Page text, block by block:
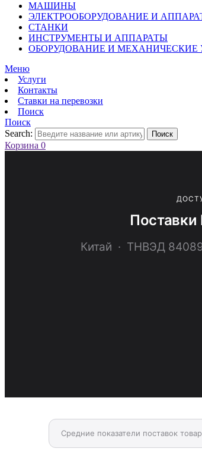
МАШИНЫ
ЭЛЕКТРООБОРУДОВАНИЕ И
СТАНКИ
ИНСТРУМЕНТЫ И АППАРАТЫ
ОБОРУДОВАНИЕ И МЕХАНИЧЕСКИЕ
Меню
Услуги
Контакты
Ставки на перевозки
Поиск
Поиск
Search:
Поиск
Корзина 0
Поставки
Китай · ТНВЭД
Средние показатели поставок